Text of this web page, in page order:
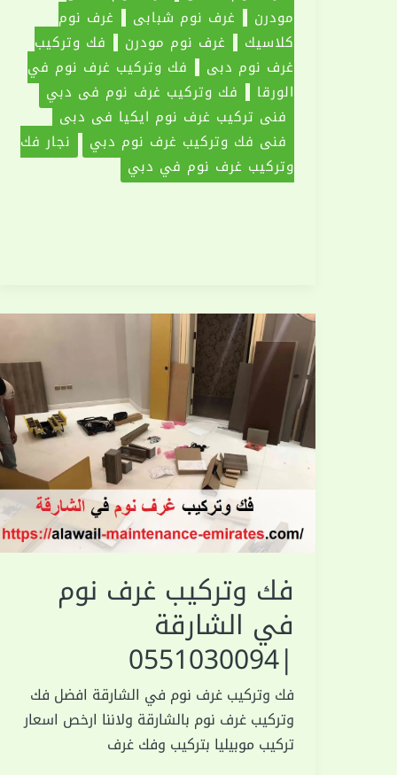
مودرن
غرف نوم شبابي
غرف نوم
كلاسيك
غرف نوم مودرن
فك وتركيب
غرف نوم دبي
فك وتركيب غرف نوم في
الورقا
فك وتركيب غرف نوم في دبي
فني تركيب غرف نوم ايكيا فى دبي
فني فك وتركيب غرف نوم دبي
نجار فك
وتركيب غرف نوم في دبي
فك وتركيب غرف نوم
في الشارقة
|0551030094
فك وتركيب غرف نوم في الشارقة افضل فك
وتركيب غرف نوم بالشارقة ولاننا ارخص اسعار
تركيب موبيليا بتركيب وفك غرف